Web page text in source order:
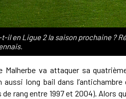
il en Ligue 2 la saison prochaine ?
Malherbe va attaquer sa
aussi long bail dans
rang entre 1997 et 2004). Alors